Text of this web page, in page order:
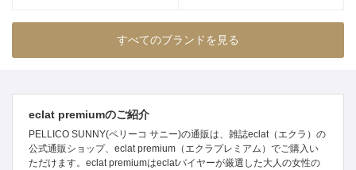
すべてのブランドを見る
eclat premiumのご紹介
PELLICO SUNNY(ペリーコ サニー)の通販は、雑誌eclat（エクラ）の
公式通販ショップ、eclat premium（エクラプレミアム）でご購入い
ただけます。eclat premiumはeclatバイヤーが厳選した大人の女性の